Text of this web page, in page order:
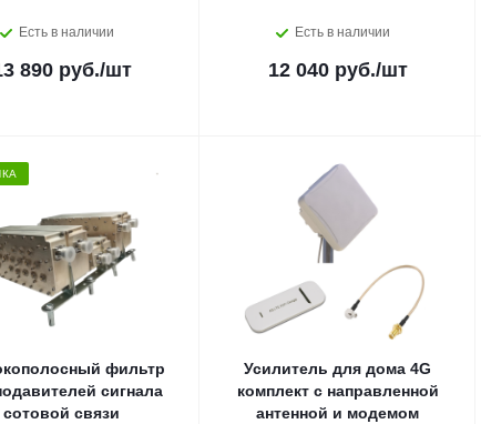
Есть в наличии
890 руб./шт
Есть в наличии
12 040 руб./шт
фильтр
сигнала
сотовой связи
Усилитель для дома 4G
комплект с направленной
антенной и модемом